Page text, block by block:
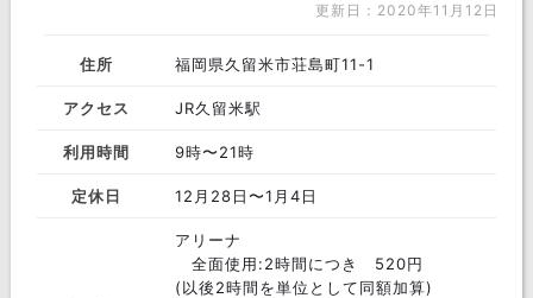
うきは市
田川市 鞍手郡
更新日：2020年11月12日
住所 福岡県久留米市荘島町11-1
アクセス JR久留米駅
利用時間 9時〜21時
定休日 12月28日〜1月4日
アリーナ
全面使用:2時間につき 520円
(以後2時間を単位として同額加算)